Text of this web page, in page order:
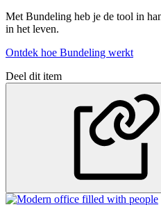
Met Bundeling heb je de tool in
in het leven.
Ontdek hoe Bundeling werkt
Deel dit item